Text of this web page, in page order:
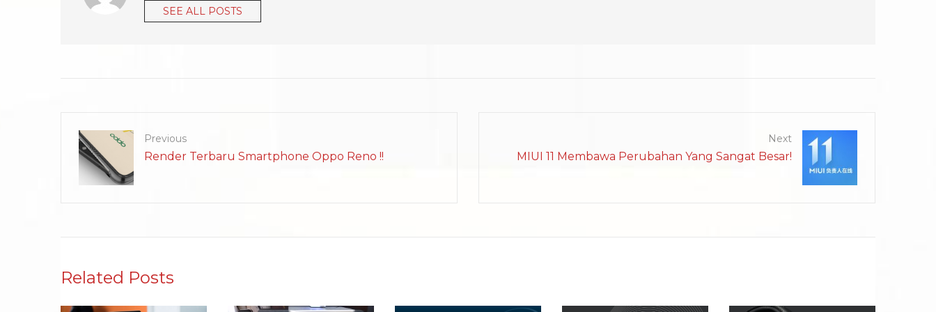
SEE ALL POSTS
Previous
Render Terbaru Smartphone Oppo Reno !!
Next
MIUI 11 Membawa Perubahan Yang Sangat Besar!
Related Posts